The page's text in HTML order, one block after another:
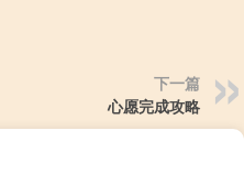
下一篇
心愿完成攻略